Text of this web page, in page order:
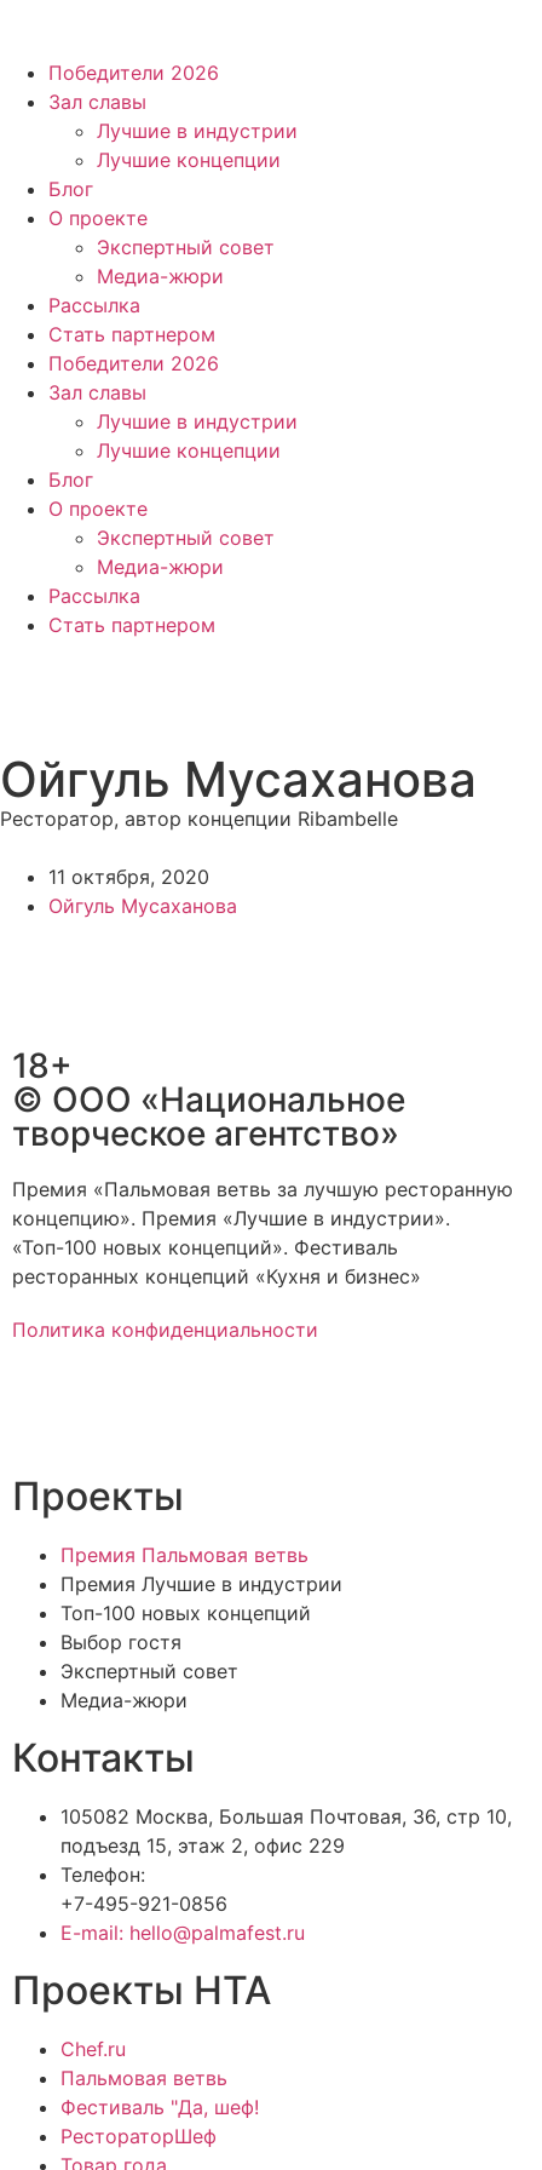
Победители 2026
Зал славы
Лучшие в индустрии
Лучшие концепции
Блог
О проекте
Экспертный совет
Медиа-жюри
Рассылка
Стать партнером
Победители 2026
Зал славы
Лучшие в индустрии
Лучшие концепции
Блог
О проекте
Экспертный совет
Медиа-жюри
Рассылка
Стать партнером
Ойгуль Мусаханова
Ресторатор, автор концепции Ribambelle
11 октября, 2020
Ойгуль Мусаханова
18+
© ООО «Национальное
творческое агентство»
Премия «Пальмовая ветвь за лучшую ресторанную
концепцию». Премия «Лучшие в индустрии».
«Топ-100 новых концепций». Фестиваль
ресторанных концепций «Кухня и бизнес»
Политика конфиденциальности
Проекты
Премия Пальмовая ветвь
Премия Лучшие в индустрии
Топ-100 новых концепций
Выбор гостя
Экспертный совет
Медиа-жюри
Контакты
105082 Москва, Большая Почтовая, 36, стр 10,
подъезд 15, этаж 2, офис 229
Телефон:
+7-495-921-0856
E-mail: hello@palmafest.ru
Проекты НТА
Chef.ru
Пальмовая ветвь
Фестиваль "Да, шеф!
РестораторШеф